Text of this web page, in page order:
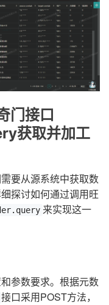
门接口
获取并加工
要从源系统中获取数
探讨如何通过调用旺
来实现这一
参数要求。根据元数
接口采用POST方法，